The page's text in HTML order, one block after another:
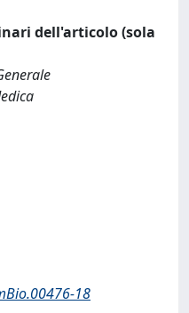
dell'articolo (sola
18